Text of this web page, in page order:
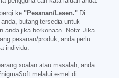
ke "Pesanan/Lesen." Di
butang tersedia untuk
anda jika berkenaan. Nota: Jika
pesanan/produk, anda perlu
individu.
soalan atau masalah, anda
melalui e-mel di